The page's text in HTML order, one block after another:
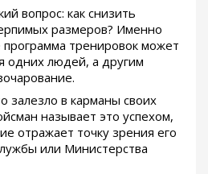
вопрос: как снизить
размеров? Именно
тренировок может
одних людей, а другим
залезло в карманы своих
называет это успехом,
отражает точку зрения его
или Министерства